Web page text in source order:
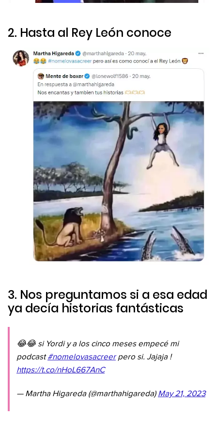
2. Hasta al Rey León conoce
3. Nos preguntamos si a esa edad
ya decía historias fantásticas
😂😂 si Yordi y a los cinco meses empecé mi
podcast#nomelovasacreerpero si. Jajaja !
https://t.co/nHoL667AnC
— Martha Higareda (@marthahigareda) May 21, 2023